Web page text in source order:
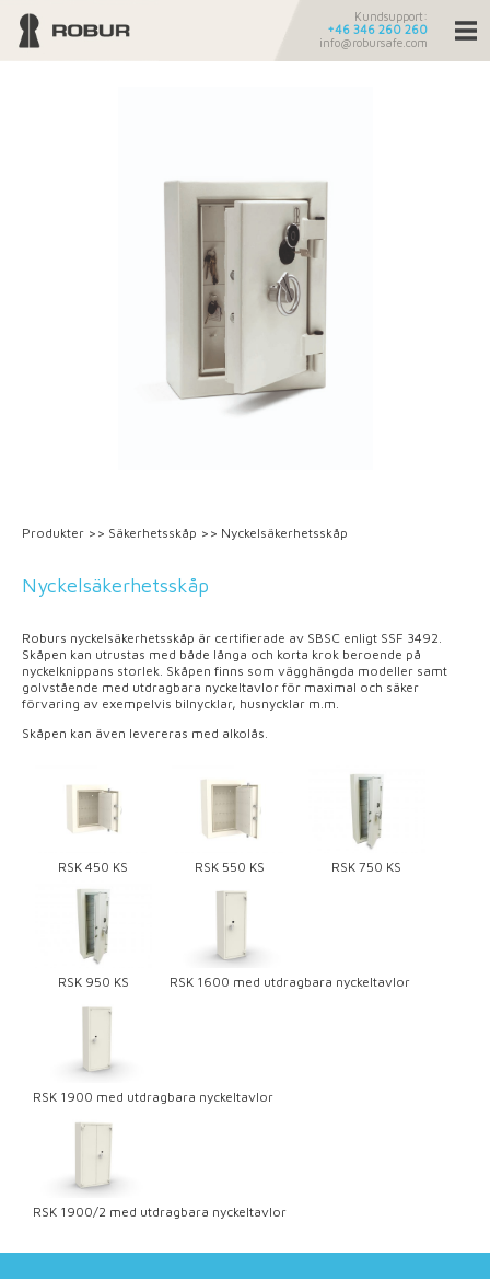
Kundsupport:
+46 346 260 260
info@robursafe.com
Produkter >> Säkerhetsskåp >> Nyckelsäkerhetsskåp
Nyckelsäkerhetsskåp
Roburs nyckelsäkerhetsskåp är certifierade av SBSC enligt SSF 3492.
Skåpen kan utrustas med både långa och korta krok beroende på
nyckelknippans storlek. Skåpen finns som vägghängda modeller samt
golvstående med utdragbara nyckeltavlor för maximal och säker
förvaring av exempelvis bilnycklar, husnycklar m.m.
Skåpen kan även levereras med alkolås.
RSK 450 KS RSK 550 KS RSK 750 KS
RSK 950 KS RSK 1600 med utdragbara nyckeltavlor
RSK 1900 med utdragbara nyckeltavlor
RSK 1900/2 med utdragbara nyckeltavlor